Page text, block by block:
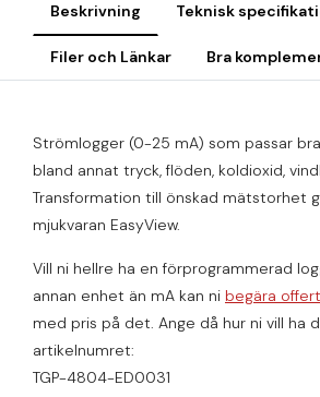
Beskrivning Teknisk
Filer och Länkar Bra
Strömlogger (0-25 mA) som passar
bland annat tryck, flöden, koldioxid,
Transformation till önskad mätstorhet
mjukvaran EasyView.
Vill ni hellre ha en förprogrammerad
annan enhet än mA kan ni begära offert
med pris på det. Ange då hur ni vill ha
artikelnumret:
TGP-4804-ED0031